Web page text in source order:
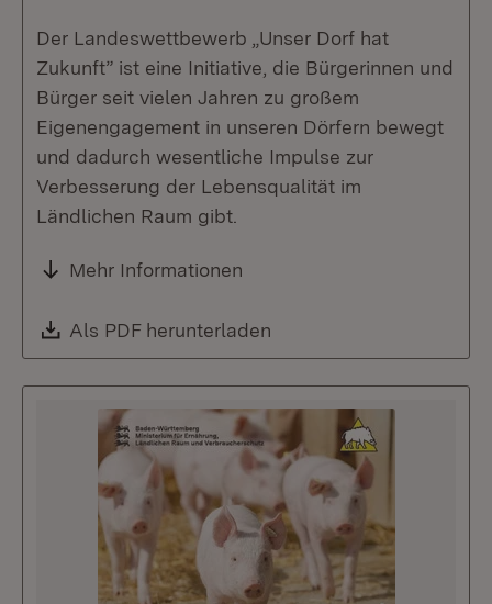
Der Landeswettbewerb „Unser Dorf hat
Zukunft” ist eine Initiative, die Bürgerinnen und
Bürger seit vielen Jahren zu großem
Eigenengagement in unseren Dörfern bewegt
und dadurch wesentliche Impulse zur
Verbesserung der Lebensqualität im
Ländlichen Raum gibt.
Mehr Informationen
Download:
Als PDF herunterladen